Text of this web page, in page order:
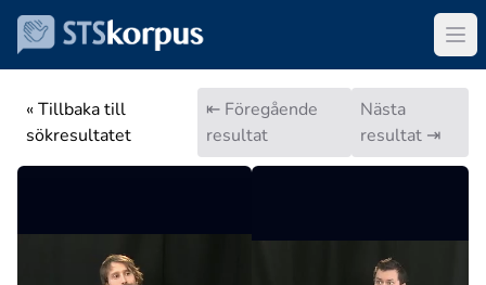
« Tillbaka till
sökresultatet
⇤ Föregående
resultat
Nästa
resultat ⇥